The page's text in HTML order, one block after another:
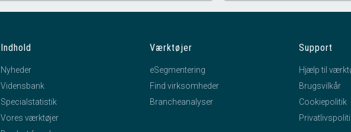
Indhold
Nyheder
Vidensbank
Specialstatistik
Vores værktøjer
Værktøjer
eSegmentering
Find virksomheder
Brancheanalyser
Support
Hjælp til
Brugsvilkår
Cookiepolitik